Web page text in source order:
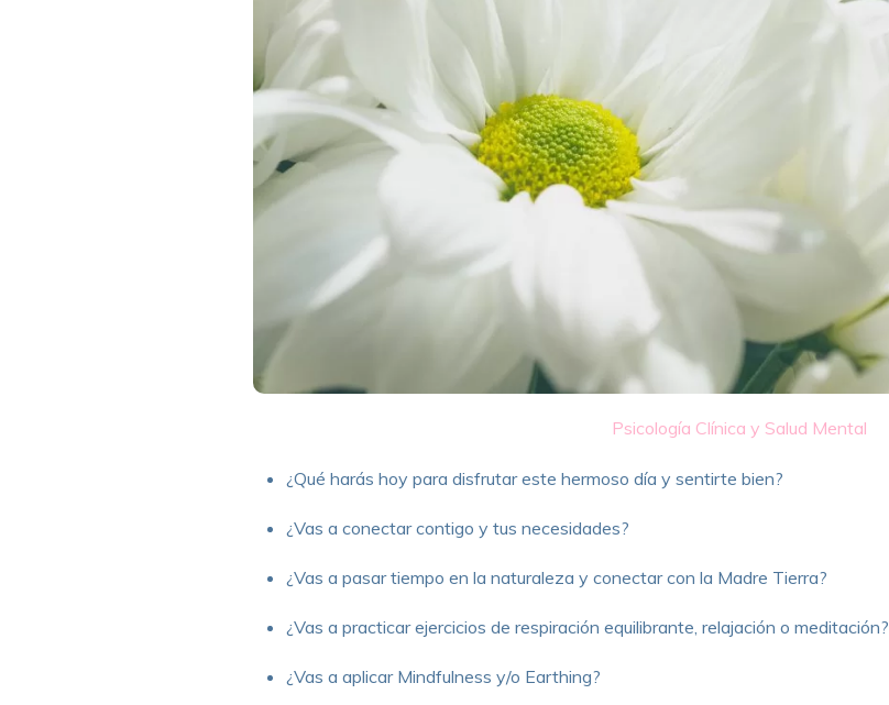
Psicología Clínica y Salud Mental
¿Qué harás hoy para disfrutar este hermoso día y sentirte bien?
¿Vas a conectar contigo y tus necesidades?
¿Vas a pasar tiempo en la naturaleza y conectar con la Madre Tierra?
¿Vas a practicar ejercicios de respiración equilibrante, relajación o meditación?
¿Vas a aplicar Mindfulness y/o Earthing?